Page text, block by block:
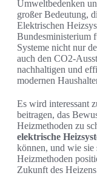
Umweltbedenken
großer Bedeutung,
Elektrischen
Bundesministerium
Systeme nicht nur
auch den CO2-
nachhaltigen und
modernen
Es wird interessant
beitragen, das
Heizmethoden zu
elektrische
können, und wie
Heizmethoden
Zukunft des